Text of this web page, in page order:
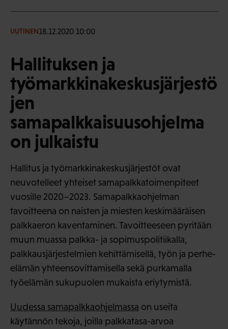
UUTINEN18.12.2020 10:00
Hallituksen ja
työmarkkinakeskusjärjestö
jen
samapalkkaisuusohjelma
on julkaistu
Hallitus ja työmarkkinakeskusjärjestöt ovat
neuvotelleet yhteiset samapalkkatoimenpiteet
vuosille 2020–2023. Samapalkkaohjelman
tavoitteena on naisten ja miesten keskimääräisen
palkkaeron kaventaminen. Tavoitteeseen pyritään
muun muassa palkka- ja sopimuspolitiikalla,
palkkausjärjestelmien kehittämisellä, työn ja perhe-
elämän yhteensovittamisella sekä purkamalla
työelämän sukupuolen mukaista eriytymistä.
Uudessa samapalkkaohjelmassa on useita
käytännön tekoja, joilla palkkatasa-arvoa